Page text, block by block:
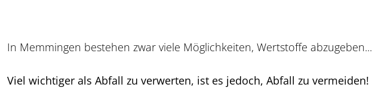
In Memmingen bestehen zwar viele Möglichkeiten, Wertstoffe abzugeben...
Viel wichtiger als Abfall zu verwerten, ist es jedoch, Abfall zu vermeiden!